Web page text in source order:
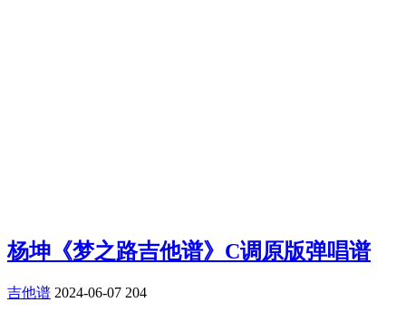
杨坤《梦之路吉他谱》C调原版弹唱谱
吉他谱 2024-06-07 204